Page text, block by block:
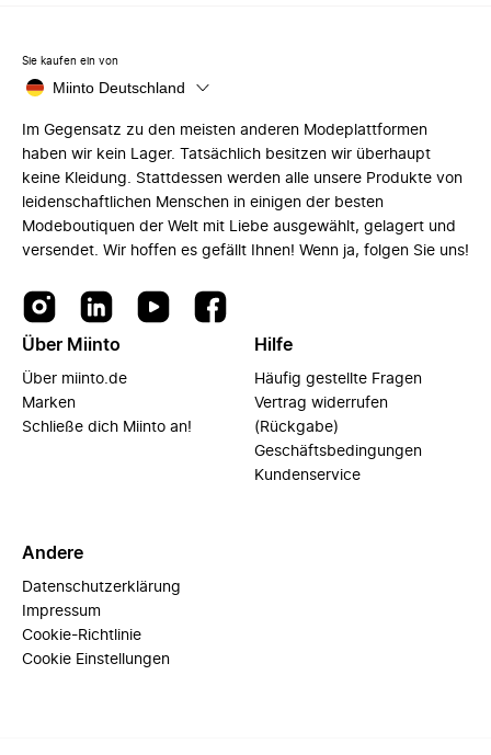
Sie kaufen ein von
Miinto Deutschland
Im Gegensatz zu den meisten anderen Modeplattformen
haben wir kein Lager. Tatsächlich besitzen wir überhaupt
keine Kleidung. Stattdessen werden alle unsere Produkte von
leidenschaftlichen Menschen in einigen der besten
Modeboutiquen der Welt mit Liebe ausgewählt, gelagert und
versendet. Wir hoffen es gefällt Ihnen! Wenn ja, folgen Sie uns!
Über Miinto
Über miinto.de
Marken
Schließe dich Miinto an!
Hilfe
Häufig gestellte Fragen
Vertrag widerrufen
(Rückgabe)
Geschäftsbedingungen
Kundenservice
Andere
Datenschutzerklärung
Impressum
Cookie-Richtlinie
Cookie Einstellungen